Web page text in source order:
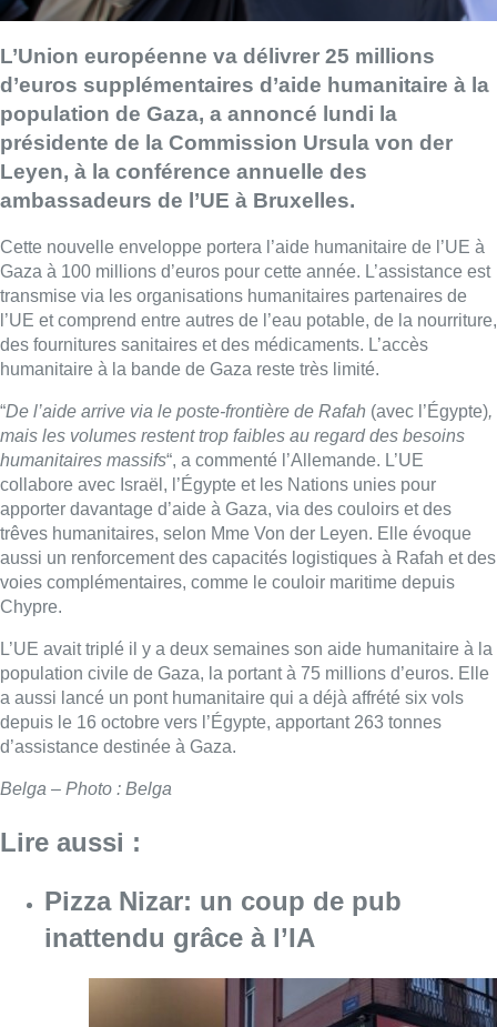
L’Union européenne va délivrer 25 millions
d’euros supplémentaires d’aide humanitaire à la
population de Gaza, a annoncé lundi la
présidente de la Commission Ursula von der
Leyen, à la conférence annuelle des
ambassadeurs de l’UE à Bruxelles.
Cette nouvelle enveloppe portera l’aide humanitaire de l’UE à
Gaza à 100 millions d’euros pour cette année. L’assistance est
transmise via les organisations humanitaires partenaires de
l’UE et comprend entre autres de l’eau potable, de la nourriture,
des fournitures sanitaires et des médicaments. L’accès
humanitaire à la bande de Gaza reste très limité.
“De l’aide arrive via le poste-frontière de Rafah (avec l’Égypte),
mais les volumes restent trop faibles au regard des besoins
humanitaires massifs“, a commenté l’Allemande. L’UE
collabore avec Israël, l’Égypte et les Nations unies pour
apporter davantage d’aide à Gaza, via des couloirs et des
trêves humanitaires, selon Mme Von der Leyen. Elle évoque
aussi un renforcement des capacités logistiques à Rafah et des
voies complémentaires, comme le couloir maritime depuis
Chypre.
L’UE avait triplé il y a deux semaines son aide humanitaire à la
population civile de Gaza, la portant à 75 millions d’euros. Elle
a aussi lancé un pont humanitaire qui a déjà affrété six vols
depuis le 16 octobre vers l’Égypte, apportant 263 tonnes
d’assistance destinée à Gaza.
Belga – Photo : Belga
Lire aussi :
Pizza Nizar: un coup de pub
inattendu grâce à l’IA